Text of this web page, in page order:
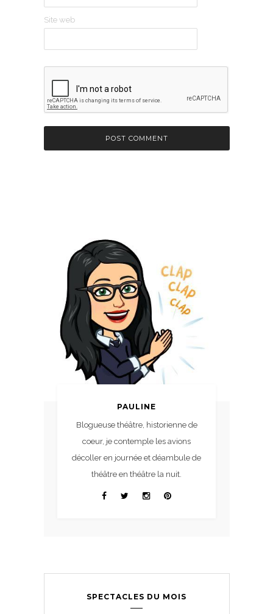
Site web
PAULINE
Blogueuse théâtre, historienne de
coeur, je contemple les avions
décoller en journée et déambule de
théâtre en théâtre la nuit.
SPECTACLES DU MOIS